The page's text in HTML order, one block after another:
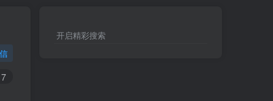
7
开启精彩搜索